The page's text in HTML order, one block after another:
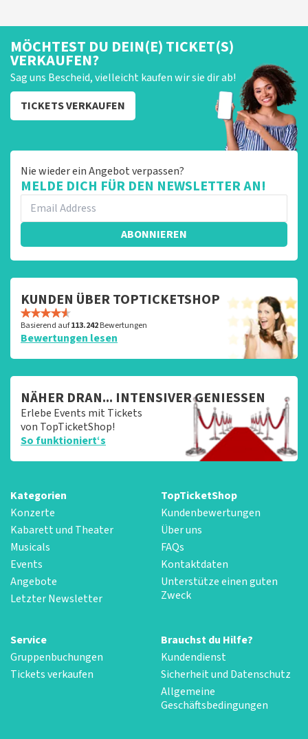
MÖCHTEST DU DEIN(E) TICKET(S)
VERKAUFEN?
Sag uns Bescheid, vielleicht kaufen wir sie dir ab!
TICKETS VERKAUFEN
Nie wieder ein Angebot verpassen?
MELDE DICH FÜR DEN NEWSLETTER AN!
ABONNIEREN
KUNDEN ÜBER TOPTICKETSHOP
Basierend auf113.242Bewertungen
Bewertungen lesen
NÄHER DRAN... INTENSIVER GENIESSEN
Erlebe Events mit Tickets
von TopTicketShop!
So funktioniert‘s
Kategorien
Konzerte
Kabarett und Theater
Musicals
Events
Angebote
Letzter Newsletter
TopTicketShop
Kundenbewertungen
Über uns
FAQs
Kontaktdaten
Unterstütze einen guten
Zweck
Service
Gruppenbuchungen
Tickets verkaufen
Brauchst du Hilfe?
Kundendienst
Sicherheit und Datenschutz
Allgemeine
Geschäftsbedingungen